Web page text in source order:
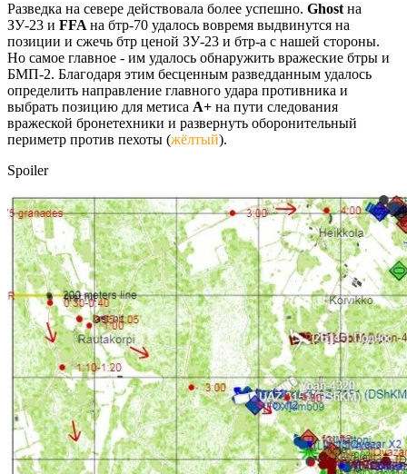
Разведка на севере действовала более успешно. Ghost на
ЗУ-23 и FFA на бтр-70 удалось вовремя выдвинутся на
позиции и сжечь бтр ценой ЗУ-23 и бтр-а с нашей стороны.
Но самое главное - им удалось обнаружить вражеские бтры и
БМП-2. Благодаря этим бесценным разведданным удалось
определить направление главного удара противника и
выбрать позицию для метиса А+ на пути следования
вражеской бронетехники и развернуть оборонительный
периметр против пехоты (жёлтый).
Spoiler